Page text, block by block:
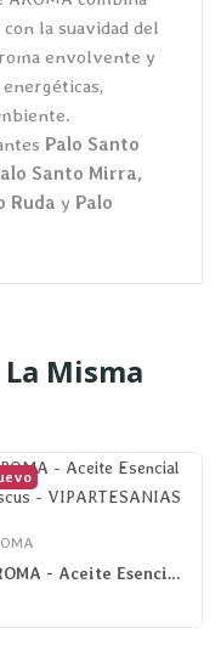
la suavidad del
envolvente y
Palo Santo
Santo Mirra,
Ruda y Palo
Misma
AROMA - Aceite Esencial Hibiscus